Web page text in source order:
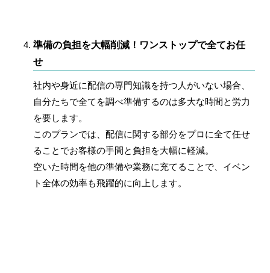
準備の負担を大幅削減！ワンストップで全てお任
せ
社内や身近に配信の専門知識を持つ人がいない場合、
自分たちで全てを調べ準備するのは多大な時間と労力
を要します。
このプランでは、配信に関する部分をプロに全て任せ
ることでお客様の手間と負担を大幅に軽減。
空いた時間を他の準備や業務に充てることで、イベン
ト全体の効率も飛躍的に向上します。